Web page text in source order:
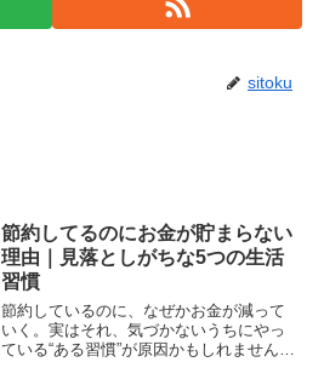
sitoku
節約してるのにお金が貯まらない
理由｜見落としがちな5つの生活
習慣
節約しているのに、なぜかお金が減って
いく。実はそれ、気づかないうちにやっ
ている“ある習慣”が原因かもしれません。